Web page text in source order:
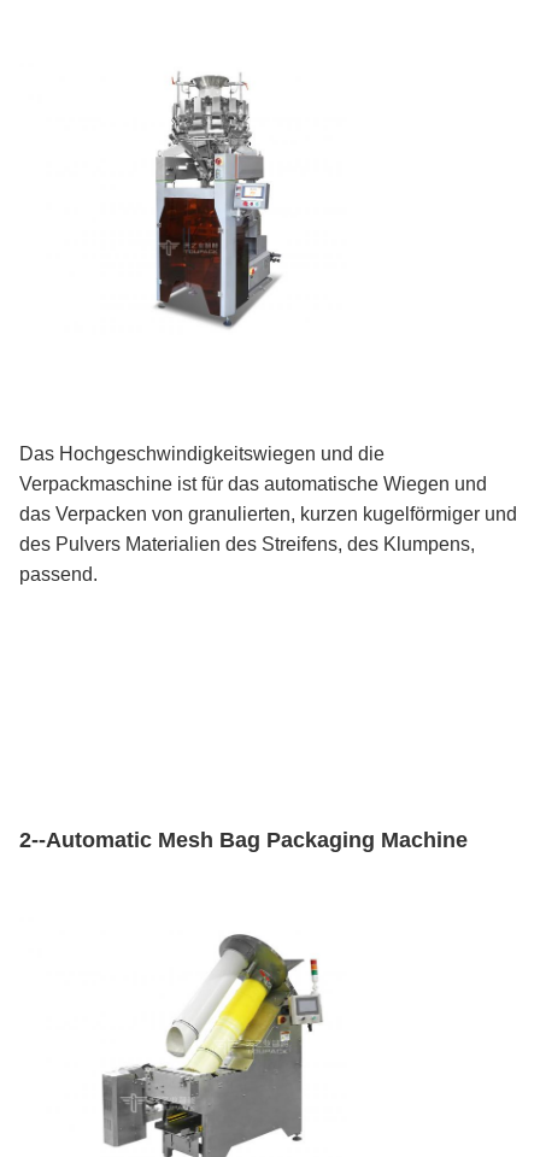
Das Hochgeschwindigkeitswiegen und die
Verpackmaschine ist für das automatische Wiegen und
das Verpacken von granulierten, kurzen kugelförmiger und
des Pulvers Materialien des Streifens, des Klumpens,
passend.
2--Automatic Mesh Bag Packaging Machine